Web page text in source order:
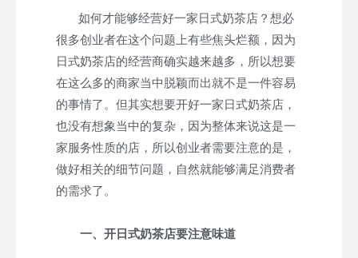
如何才能够经营好一家日式奶茶店？想必
很多创业者在这个问题上有些焦头烂额，因为
日式奶茶店的经营商确实越来越多，所以想要
在这么多的商家当中脱颖而出就不是一件容易
的事情了。但其实想要开好一家日式奶茶店，
也没有想象当中的复杂，因为整体来说这是一
家服务性质的店，所以创业者需要注意的是，
做好相关的细节问题，自然就能够满足消费者
的需求了。
一、开日式奶茶店要注意味道